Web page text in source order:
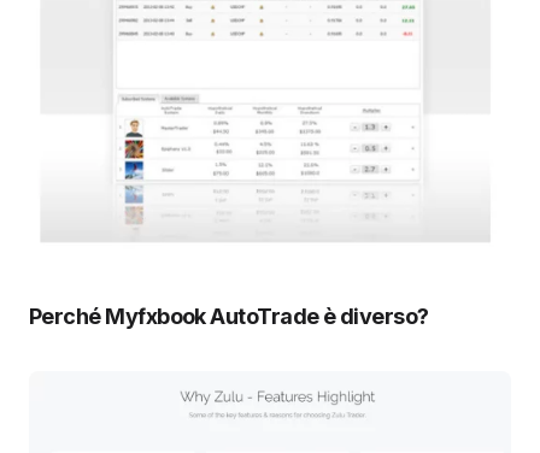
Perché Myfxbook AutoTrade è diverso?